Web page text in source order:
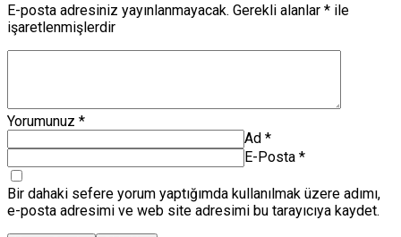
E-posta adresiniz yayınlanmayacak. Gerekli alanlar * ile
işaretlenmişlerdir
Yorumunuz *
Ad *
E-Posta *
Bir dahaki sefere yorum yaptığımda kullanılmak üzere adımı,
e-posta adresimi ve web site adresimi bu tarayıcıya kaydet.